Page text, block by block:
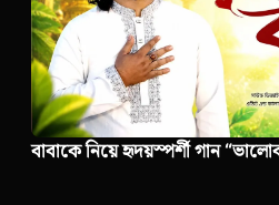
বাবাকে নিয়ে হৃদয়স্পর্শী গান